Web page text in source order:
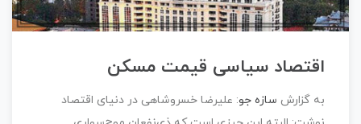
اقتصاد سیاسی قیمت مسکن
به گزارش سازه جو: علیرضا خسروشاهی در دنیای اقتصاد